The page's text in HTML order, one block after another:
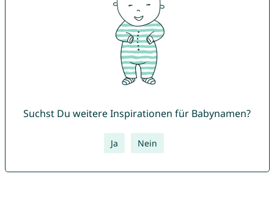
Suchst Du weitere Inspirationen für Babynamen?
Ja Nein